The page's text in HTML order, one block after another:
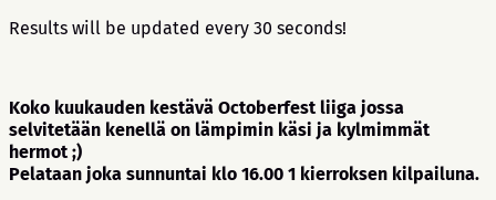
Results will be updated every 30 seconds!
Koko kuukauden kestävä Octoberfest liiga jossa
selvitetään kenellä on lämpimin käsi ja kylmimmät
hermot ;)
Pelataan joka sunnuntai klo 16.00 1 kierroksen kilpailuna.